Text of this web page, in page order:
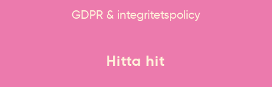
GDPR & integritetspolicy
Hitta hit